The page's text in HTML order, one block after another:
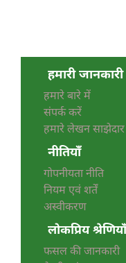
हमारी जानकारी
हमारे बारे में
संपर्क करें
हमारे लेखन साझेदार
नीतियाँ
गोपनीयता नीति
नियम एवं शर्तें
अस्वीकरण
लोकप्रिय श्रेणियाँ
फसल की जानकारी